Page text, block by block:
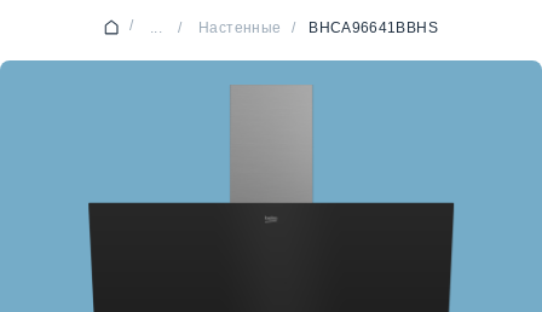
/ ... / Настенные / BHCA96641BBHS